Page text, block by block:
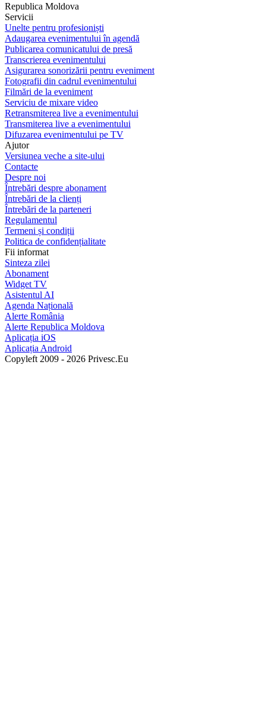
Republica Moldova
Servicii
Unelte pentru profesioniști
Adaugarea evenimentului în agendă
Publicarea comunicatului de presă
Transcrierea evenimentului
Asigurarea sonorizării pentru eveniment
Fotografii din cadrul evenimentului
Filmări de la eveniment
Serviciu de mixare video
Retransmiterea live a evenimentului
Transmiterea live a evenimentului
Difuzarea evenimentului pe TV
Ajutor
Versiunea veche a site-ului
Contacte
Despre noi
Întrebări despre abonament
Întrebări de la clienți
Întrebări de la parteneri
Regulamentul
Termeni și condiții
Politica de confidențialitate
Fii informat
Sinteza zilei
Abonament
Widget TV
Asistentul AI
Agenda Națională
Alerte România
Alerte Republica Moldova
Aplicația iOS
Aplicația Android
Copyleft 2009 - 2026 Privesc.Eu